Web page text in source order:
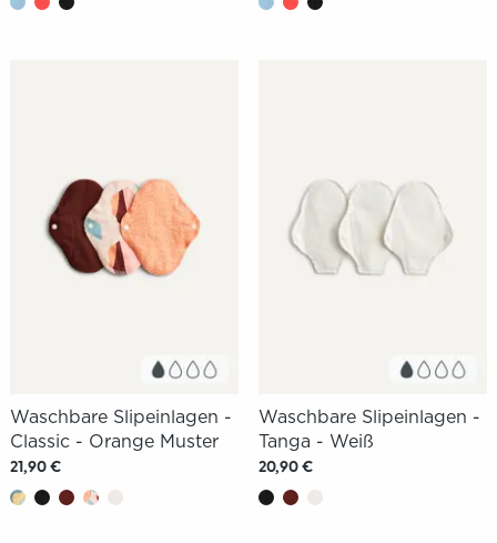
Waschbare Slipeinlagen -
Classic - Orange Muster
21,90 €
Waschbare Slipeinlagen -
Tanga - Weiß
20,90 €